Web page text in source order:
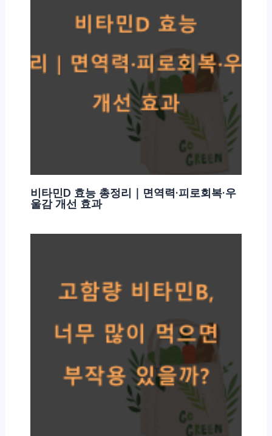
비타민D 효능 총정리｜면역력·피로회복·우
울감 개선 효과